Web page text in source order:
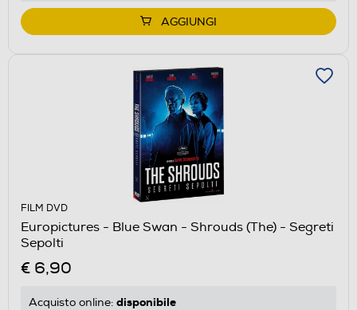
AGGIUNGI
FILM DVD
Europictures - Blue Swan - Shrouds (The) - Segreti
Sepolti
€ 6,90
Acquisto online: disponibile